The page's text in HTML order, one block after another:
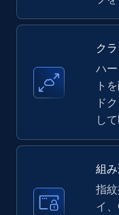
LinkedIn
ID, Name,
Employees in
33.6K+
Instagram -
ク
ハ
ト
ド
し
組
指
イ